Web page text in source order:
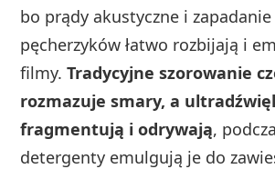
bo prądy akustyczne i
pęcherzyków łatwo rozbijają i
filmy.Tradycyjne szorowanie
rozmazuje smary, a
fragmentują i odrywają,
detergenty emulgują je do